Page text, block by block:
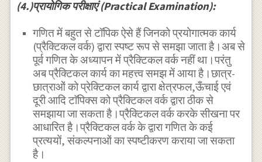
(4.)प्रायोगिक परीक्षाएं (Practical Examination):
गणित में बहुत से टॉपिक ऐसे हैं जिनको प्रयोगात्मक कार्य
(प्रैक्टिकल वर्क) द्वारा स्पष्ट रूप से समझा जाता है।अब से
पूर्व गणित के अध्यापन में प्रैक्टिकल वर्क नहीं था।परंतु
अब प्रैक्टिकल कार्य का महत्त्व समझ में आया है।छात्र-
छात्राओं को प्रेक्टिकल कार्य द्वारा क्षेत्रफल,ऊँचाई एवं
दूरी आदि टाॅपिक्स को प्रैक्टिकल वर्क द्वारा ठीक से
समझाया जा सकता है।प्रैक्टिकल वर्क करके सीखना पर
आधारित है।प्रैक्टिकल वर्क के द्वारा गणित के कई
प्रत्ययों, संकल्पनाओं का स्पष्टीकरण कराया जा सकता
है।